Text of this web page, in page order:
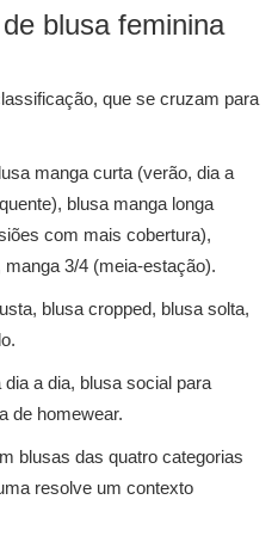
blusa feminina
que se cruzam para
manga curta (verão, dia a
blusa manga longa
com mais cobertura),
3/4 (meia-estação).
blusa cropped, blusa solta,
a dia, blusa social para
de homewear.
blusas das quatro categorias
resolve um contexto